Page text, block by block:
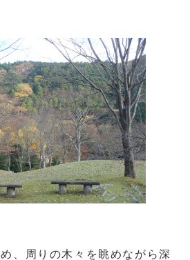
、周りの木々を眺めながら深